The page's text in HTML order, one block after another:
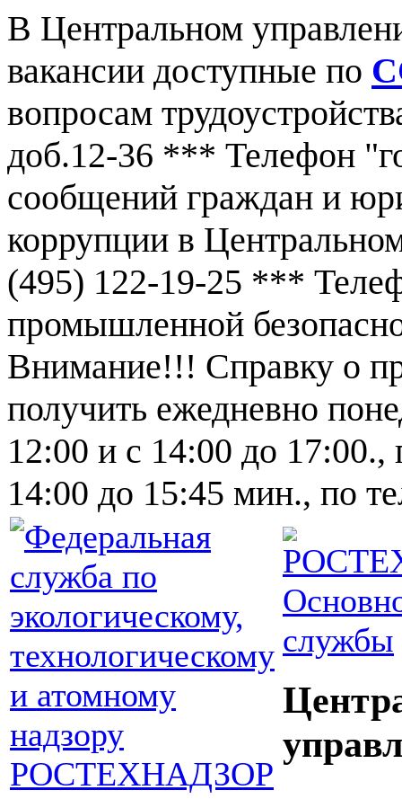
В Центральном
вакансии доступные по
вопросам
доб.12-36 *** Телефон
сообщений граждан и
коррупции в
(495) 122-19-25 ***
промышленной
Внимание!!! Справку о
получить ежедневно
12:00 и с 14:00 до 17:00.,
14:00 до 15:45 мин., по
службы